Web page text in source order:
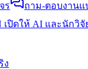
ร ถาม-ตอบงานแ
เปิดให้ AI และนักวิ
ง